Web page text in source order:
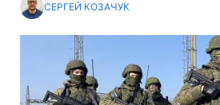
СЕРГЕЙ КОЗАЧУК